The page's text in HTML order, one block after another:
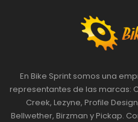
En Bike Sprint somos una
representantes de las marcas:
Creek, Lezyne, Profile
Bellwether, Birzman y Pickap.